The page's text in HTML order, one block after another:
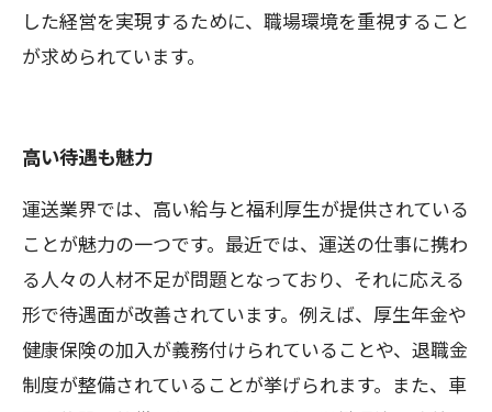
した経営を実現するために、職場環境を重視すること
が求められています。
高い待遇も魅力
運送業界では、高い給与と福利厚生が提供されている
ことが魅力の一つです。最近では、運送の仕事に携わ
る人々の人材不足が問題となっており、それに応える
形で待遇面が改善されています。例えば、厚生年金や
健康保険の加入が義務付けられていることや、退職金
制度が整備されていることが挙げられます。また、車